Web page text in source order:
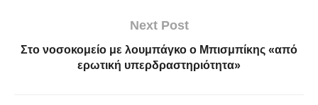
Next Post
Στο νοσοκομείο με λουμπάγκο ο Μπισμπίκης «από
ερωτική υπερδραστηριότητα»